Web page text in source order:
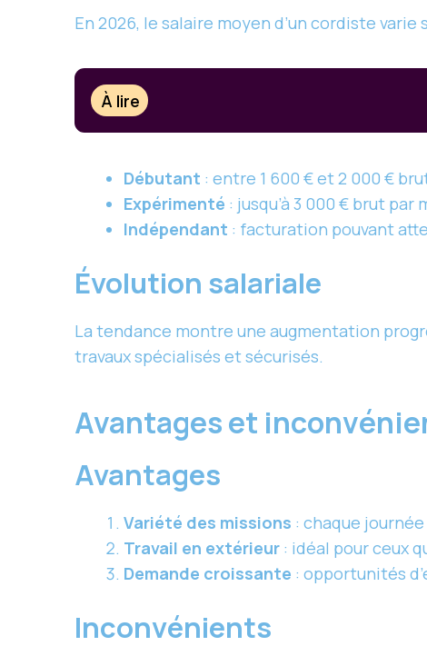
En 2026, le salaire moyen d’un cordiste
À lire
Débutant : entre 1 600 € et 2 000 €
Expérimenté : jusqu’à 3 000 € brut par
Indépendant : facturation pouvant
Évolution salariale
La tendance montre une augmentation
travaux spécialisés et sécurisés.
Avantages et
Avantages
Variété des missions : chaque
Travail en extérieur : idéal pour ceux
Demande croissante : opportunités
Inconvénients